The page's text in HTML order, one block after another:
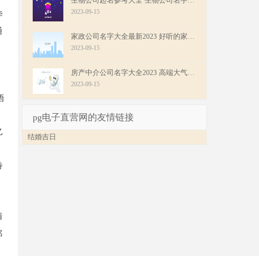
2023-09-15
2023-09-15
2023-09-15
pg电子直营网的友情链接
结婚吉日